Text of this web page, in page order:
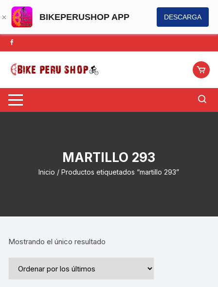
BIKEPERUSHOP APP DESCARGA
Saltar
al
contenido
MARTILLO 293
Inicio / Productos etiquetados “martillo 293”
Mostrando el único resultado